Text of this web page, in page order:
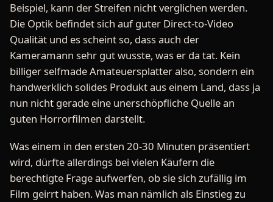
Beispiel, kann der Streifen nicht verglichen werden.
Die Optik befindet sich auf guter Direct-to-Video
Qualität und es scheint so, dass auch der
Kameramann sehr gut wusste, was er da tat. Kein
billiger selfmade Amateuersplatter also, sondern ein
handwerklich solides Produkt aus einem Land, dass ja
nun nicht gerade eine unerschöpfliche Quelle an
guten Horrorfilmen darstellt.
Was einem in den ersten 20-30 Minuten präsentiert
wird, dürfte allerdings bei vielen Käufern die
berechtigte Frage aufwerfen, ob sie sich zufällig im
Film geirrt haben. Was man nämlich als Einstieg zu